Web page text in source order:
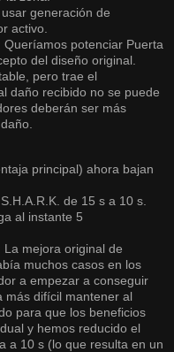
generación de
activo.
Queríamos potenciar Puerta
del diseño original.
pero trae el
daño recibido no se puede
deberán ser más
principal) ahora bajan
de 15 s a 10 s.
al instante 5
La mejora original de
muchos casos en los
a empezar a conseguir
más difícil mantener al
para que los beneficios
y hemos reducido el
a 10 s (lo que resulta en un